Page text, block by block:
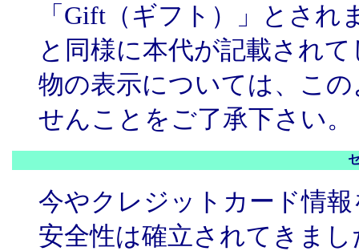
「Gift（ギフト）」とさ
と同様に本代が記載され
物の表示については、こ
せんことをご了承下さい。
今やクレジットカード情
安全性は確立されてきまし